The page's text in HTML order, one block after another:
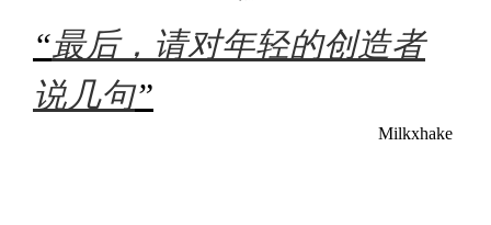
“最后，请对年轻的创造者
说几句”
Milkxhake